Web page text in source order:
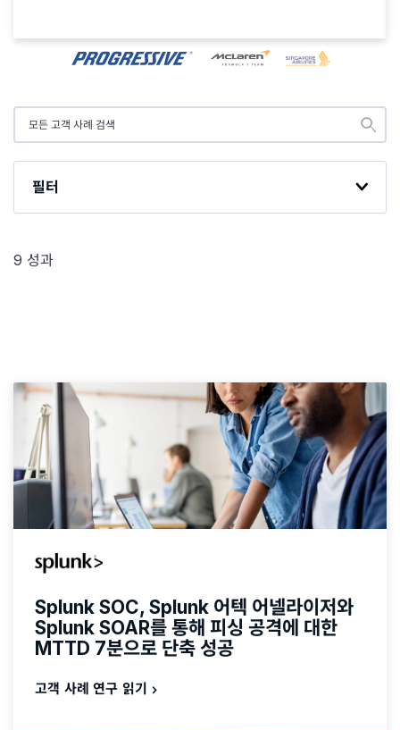
필터
9 성과
Splunk SOC, Splunk 어텍 어넬라이저와
Splunk SOAR를 통해 피싱 공격에 대한
MTTD 7분으로 단축 성공
고객 사례 연구 읽기